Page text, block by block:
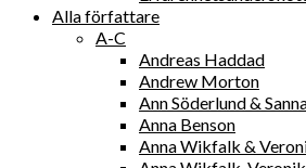
Alla författare
A-C
Andreas Haddad
Andrew Morton
Ann Söderlund &
Anna Benson
Anna Wikfalk &